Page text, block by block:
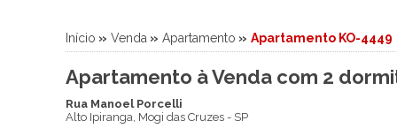
Terreno em Condomínio
Início » Venda » Apartamento » Apartamento KO-4449
Apartamento à Venda com 2
Rua Manoel Porcelli
Alto Ipiranga, Mogi das Cruzes- SP